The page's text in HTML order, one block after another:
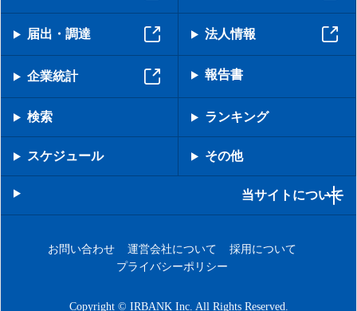
届出・調達 法人情報
企業統計 報告書
検索 ランキング
スケジュール その他
当サイトについて
お問い合わせ 運営会社について
採用について
プライバシーポリシー
Copyright © IRBANK Inc. All Rights Reserved.